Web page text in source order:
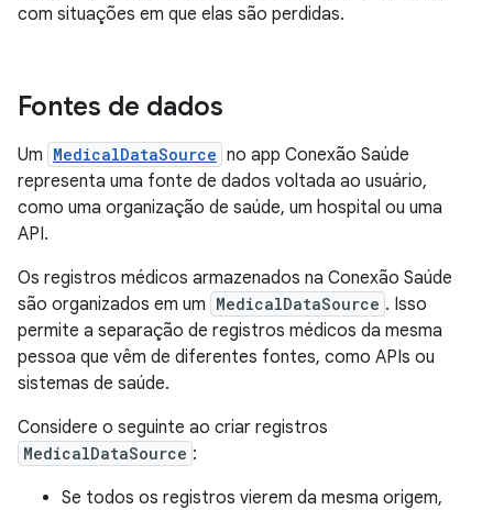
com situações em que elas são perdidas.
Fontes de dados
Um MedicalDataSource no app Conexão Saúde
representa uma fonte de dados voltada ao usuário,
como uma organização de saúde, um hospital ou uma
API.
Os registros médicos armazenados na Conexão Saúde
são organizados em um MedicalDataSource . Isso
permite a separação de registros médicos da mesma
pessoa que vêm de diferentes fontes, como APIs ou
sistemas de saúde.
Considere o seguinte ao criar registros
MedicalDataSource :
Se todos os registros vierem da mesma origem,